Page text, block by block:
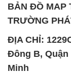
Minh